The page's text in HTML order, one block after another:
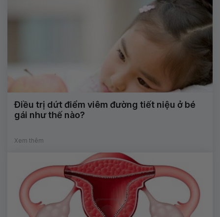
Điều trị dứt điểm viêm đường tiết niệu ở bé
gái như thế nào?
Xem thêm